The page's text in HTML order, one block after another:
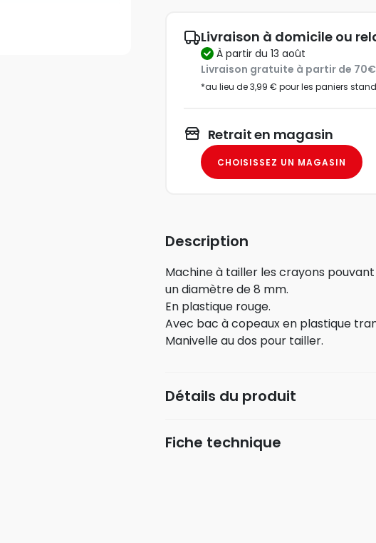
Livraison à domicile ou
à partir du 13 août
Livraison gratuite à partir de
*au lieu de 3,99 € pour les paniers
Retrait en magasin
CHOISISSEZ UN MAGASIN
Description
Machine à tailler les crayons
un diamètre de 8 mm.
En plastique rouge.
Avec bac à copeaux en plastique
Manivelle au dos pour tailler.
Détails du produit
Fiche technique